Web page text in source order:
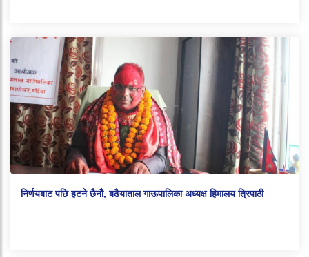
निर्णयबाट पछि हटने छैनौ, बढैयाताल गाऊपालिका अध्यक्ष हिमालय त्रिपाठी